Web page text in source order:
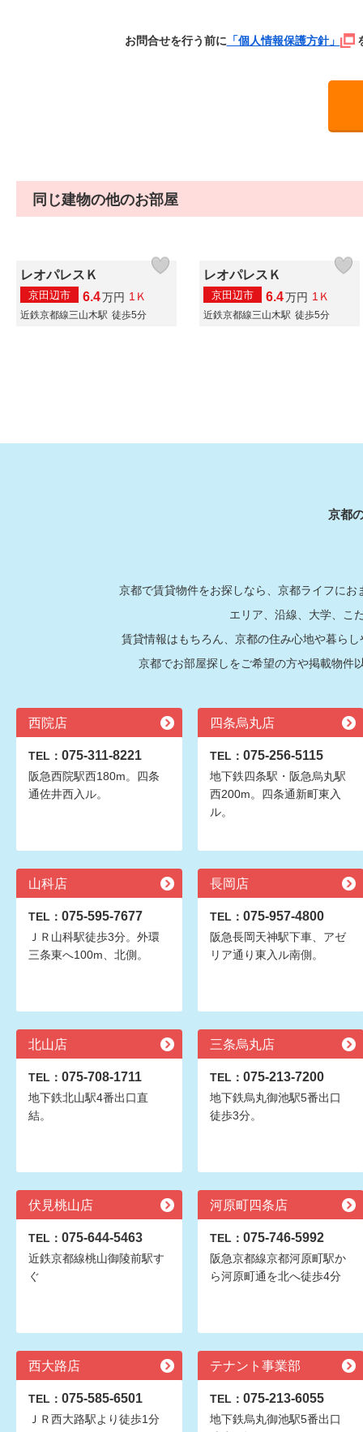
お問合せを行う前に「個人情報保護方針」
同じ建物の他のお部屋
レオパレスＫ
京田辺市 6.4万円 1Ｋ
近鉄京都線三山木駅 徒歩5分
レオパレスＫ
京田辺市 6.4万円 1Ｋ
近鉄京都線三山木駅 徒歩5分
京都
京都で賃貸物件をお探しなら、京都ライフに
エリア、沿線、大学、こ
賃貸情報はもちろん、京都の住み心地や暮ら
京都でお部屋探しをご希望の方や掲載物件
西院店
TEL： 075-311-8221
阪急西院駅西180m。四条
通佐井西入ル。
四条烏丸店
TEL： 075-256-5115
地下鉄四条駅・阪急烏丸駅
西200m。四条通新町東入
ル。
山科店
TEL： 075-595-7677
ＪＲ山科駅徒歩3分。外環
三条東へ100m、北側。
長岡店
TEL： 075-957-4800
阪急長岡天神駅下車、アゼ
リア通り東入ル南側。
北山店
TEL： 075-708-1711
地下鉄北山駅4番出口直
結。
三条烏丸店
TEL： 075-213-7200
地下鉄烏丸御池駅5番出口
徒歩3分。
伏見桃山店
TEL： 075-644-5463
近鉄京都線桃山御陵前駅す
ぐ
河原町四条店
TEL： 075-746-5992
阪急京都線京都河原町駅か
ら河原町通を北へ徒歩4分
西大路店
TEL： 075-585-6501
ＪＲ西大路駅より徒歩1分
テナント事業部
TEL： 075-213-6055
地下鉄烏丸御池駅5番出口